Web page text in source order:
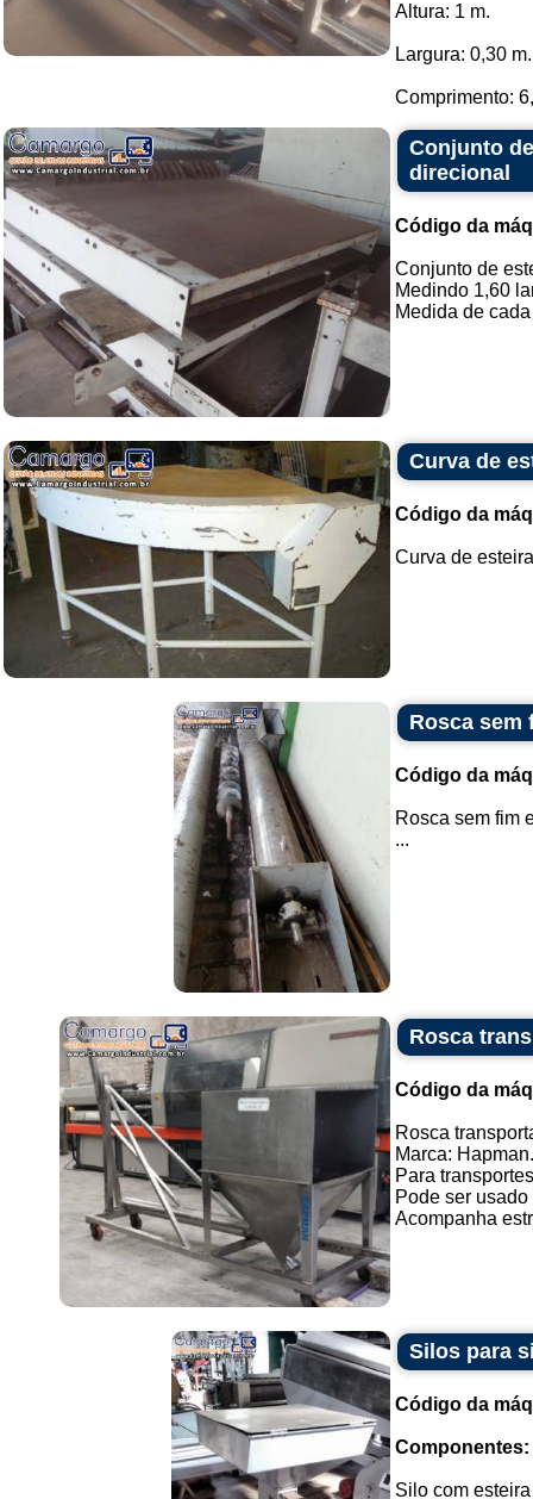
Altura: 1 m.
Largura: 0,30 m.
Comprimento:
Conjunto
direcional
Código da
Conjunto de
Medindo 1,60
Medida de
Curva de
Código da
Curva de
Rosca sem
Código da
Rosca sem fim
...
Rosca
Código da
Rosca
Marca: Hapman.
Para
Pode ser
Acompanha
Silos para
Código da
Componentes:
Silo com